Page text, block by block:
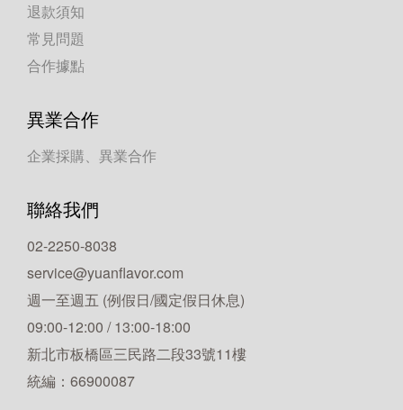
退款須知
常見問題
合作據點
異業合作
企業採購、異業合作
聯絡我們
02-2250-8038
service@yuanflavor.com
週一至週五 (例假日/國定假日休息)
09:00-12:00 / 13:00-18:00
新北市板橋區三民路二段33號11樓
統編：66900087